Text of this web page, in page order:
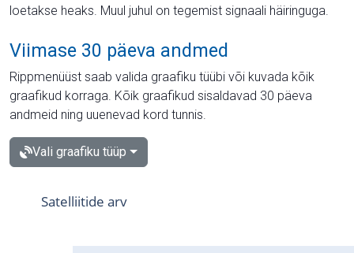
loetakse heaks. Muul juhul on tegemist signaali häiringuga.
Viimase 30 päeva andmed
Rippmenüüst saab valida graafiku tüübi või kuvada kõik
graafikud korraga. Kõik graafikud sisaldavad 30 päeva
andmeid ning uuenevad kord tunnis.
Vali graafiku tüüp
Satelliitide arv